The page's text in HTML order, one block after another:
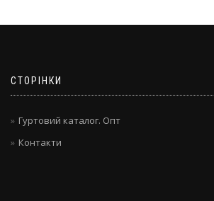
СТОРІНКИ
Гуртовий каталог. Опт
Контакти